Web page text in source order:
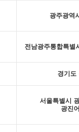
광주광역
전남광주통합특별
경기도
서울특별시
광진